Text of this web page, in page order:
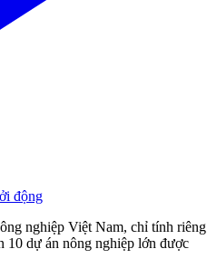
động
nghiệp Việt Nam, chỉ tính riêng
10 dự án nông nghiệp lớn được